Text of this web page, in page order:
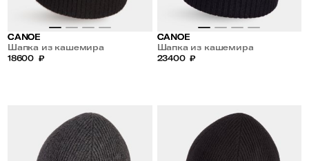
CANOE
Шапка из кашемира
18600 ₽
CANOE
Шапка из кашемира
23400 ₽